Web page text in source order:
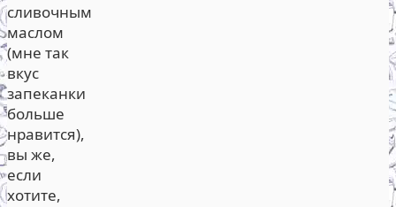
сливочным
маслом
(мне так
вкус
запеканки
больше
нравится),
вы же,
если
хотите,